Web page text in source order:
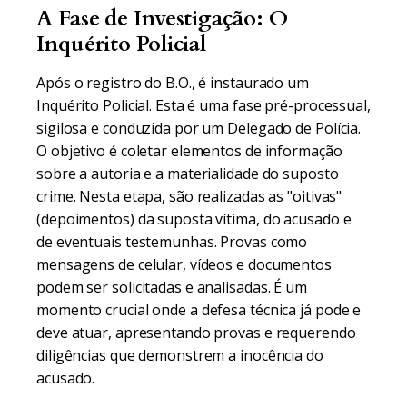
A Fase de Investigação: O
Inquérito Policial
Após o registro do B.O., é instaurado um
Inquérito Policial. Esta é uma fase pré-processual,
sigilosa e conduzida por um Delegado de Polícia.
O objetivo é coletar elementos de informação
sobre a autoria e a materialidade do suposto
crime. Nesta etapa, são realizadas as "oitivas"
(depoimentos) da suposta vítima, do acusado e
de eventuais testemunhas. Provas como
mensagens de celular, vídeos e documentos
podem ser solicitadas e analisadas. É um
momento crucial onde a defesa técnica já pode e
deve atuar, apresentando provas e requerendo
diligências que demonstrem a inocência do
acusado.